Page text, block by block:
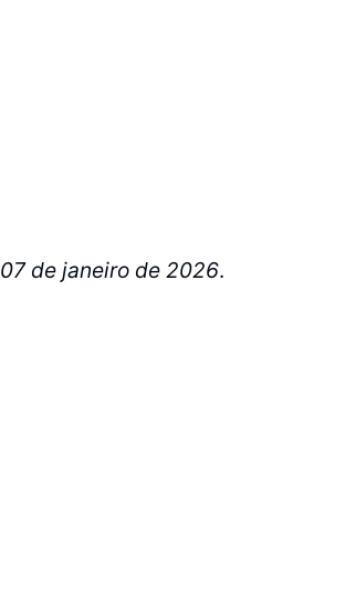
de janeiro de 2026.